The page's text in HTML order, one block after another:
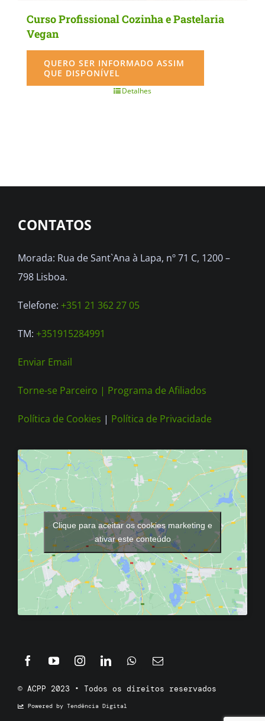
Curso Profissional Cozinha e Pastelaria
Vegan
QUERO SER INFORMADO ASSIM
QUE DISPONÍVEL
Detalhes
CONTATOS
Morada: Rua de Sant`Ana à Lapa, nº 71 C, 1200 –
798 Lisboa.
Telefone: +351 21 362 27 05
TM: +351915284991
Enviar Email
Torne-se Parceiro | Programa de Afiliados
Política de Cookies | Política de Privacidade
Clique para aceitar os cookies marketing e
ativar este conteúdo
© ACPP 2023 • Todos os direitos reservados
Powered by Tendência Digital